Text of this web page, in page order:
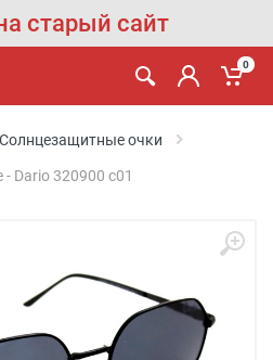
старый сайт
0
Солнцезащитные очки
Dario 320900 с01